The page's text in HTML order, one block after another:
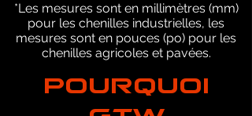
*Les mesures sont en millimètres (mm)
pour les chenilles industrielles, les
mesures sont en pouces (po) pour les
chenilles agricoles et pavées.
POURQUOI
GTW